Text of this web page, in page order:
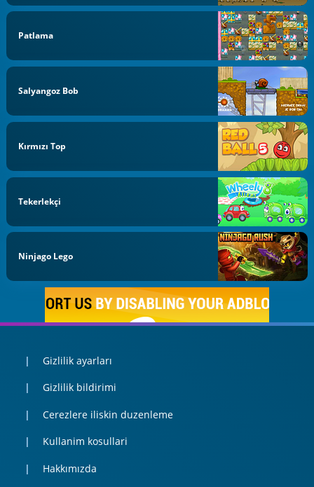
Patlama
Salyangoz Bob
Kırmızı Top
Tekerlekçi
Ninjago Lego
Gizlilik ayarları
Gizlilik bildirimi
Cerezlere iliskin duzenleme
Kullanim kosullari
Hakkımızda